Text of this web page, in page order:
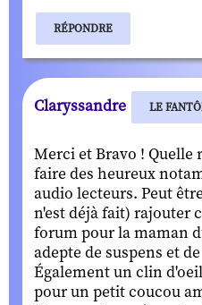
RÉPONDRE
Claryssandre LE
Merci et Bravo ! Quelle
faire des heureux
audio lecteurs. Peut
n'est déjà fait) rajouter
forum pour la maman
adepte de suspens et
Également un clin
pour un petit coucou